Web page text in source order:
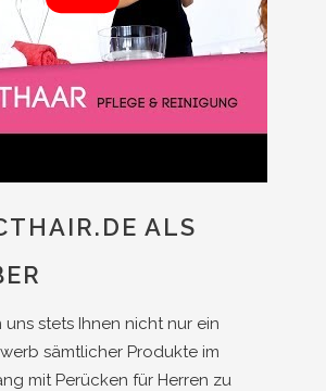
ALS
stets Ihnen nicht nur ein
sämtlicher Produkte im
mit Perücken für Herren zu